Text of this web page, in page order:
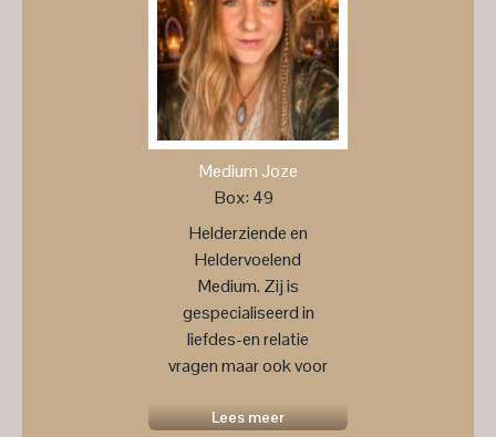
Medium Joze
Box: 49
Helderziende en
Heldervoelend
Medium. Zij is
gespecialiseerd in
liefdes-en relatie
vragen maar ook voor
toekomstprognose ....
Lees meer